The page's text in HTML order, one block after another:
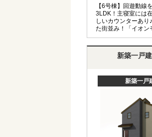
【6号棟】回遊動線
3LDK！主寝室には
しいカウンターあり
た街並み！「イオン
村山」も生活圏内に
長期優良住宅認定
新築一戸
新築一戸